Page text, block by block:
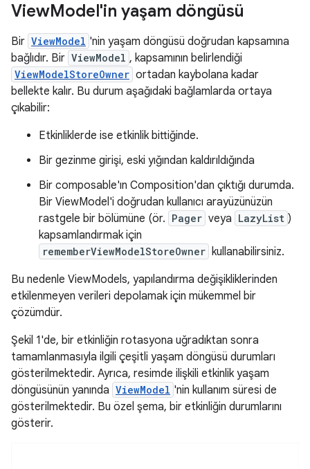
ViewModel'in yaşam döngüsü
Bir ViewModel 'nin yaşam döngüsü doğrudan kapsamına
bağlıdır. Bir ViewModel , kapsamının belirlendiği
ViewModelStoreOwner ortadan kaybolana kadar
bellekte kalır. Bu durum aşağıdaki bağlamlarda ortaya
çıkabilir:
Etkinliklerde ise etkinlik bittiğinde.
Bir gezinme girişi, eski yığından kaldırıldığında
Bir composable'ın Composition'dan çıktığı durumda.
Bir ViewModel'i doğrudan kullanıcı arayüzünüzün
rastgele bir bölümüne (ör. Pager veya LazyList )
kapsamlandırmak için
rememberViewModelStoreOwner kullanabilirsiniz.
Bu nedenle ViewModels, yapılandırma değişikliklerinden
etkilenmeyen verileri depolamak için mükemmel bir
çözümdür.
Şekil 1'de, bir etkinliğin rotasyona uğradıktan sonra
tamamlanmasıyla ilgili çeşitli yaşam döngüsü durumları
gösterilmektedir. Ayrıca, resimde ilişkili etkinlik yaşam
döngüsünün yanında ViewModel 'nin kullanım süresi de
gösterilmektedir. Bu özel şema, bir etkinliğin durumlarını
gösterir.